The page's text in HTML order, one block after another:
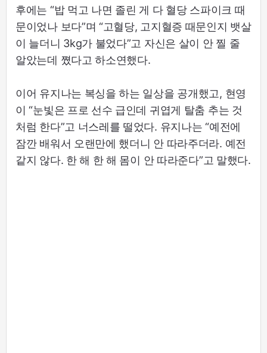
후에는 “밥 먹고 나면 졸린 게 다 혈당 스파이크 때
문이었나 보다”며 “고혈당, 고지혈증 때문인지 뱃살
이 늘더니 3kg가 불었다”고 자신은 살이 안 찔 줄
알았는데 쪘다고 하소연했다.
이어 유지나는 복싱을 하는 일상을 공개했고, 현영
이 “눈빛은 프로 선수 급인데 귀엽게 탈춤 추는 것
처럼 한다”고 너스레를 떨었다. 유지나는 “예전에
잠깐 배워서 오랜만에 했더니 안 따라주더라. 예전
같지 않다. 한 해 한 해 몸이 안 따라준다”고 말했다.